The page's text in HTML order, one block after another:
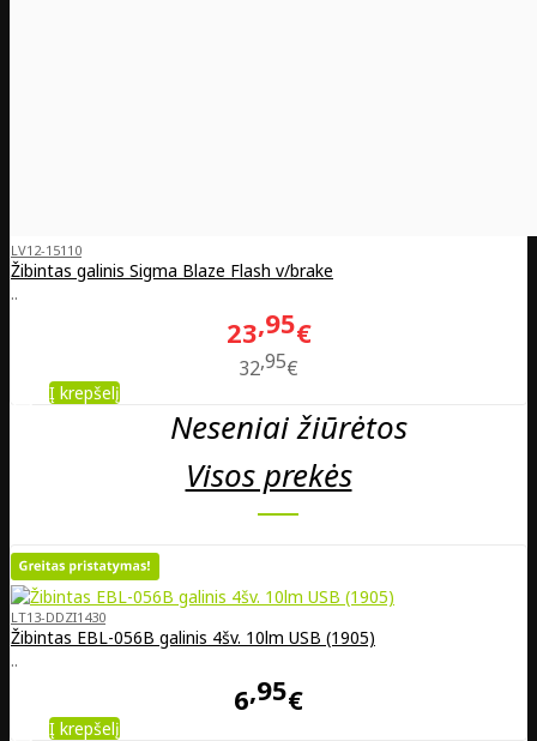
LV12-15110
Žibintas galinis Sigma Blaze Flash v/brake
..
23 95€
3295€
Į krepšelį
Neseniai žiūrėtos
Visos prekės
LT13-DDZI1430
Žibintas EBL-056B galinis 4šv. 10lm USB (1905)
..
6 95€
Į krepšelį